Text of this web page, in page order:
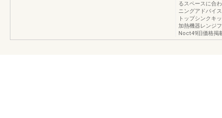
るスペースに合
ニングアドバイ
トップシンクキ
加熱機器レンジ
Noct49旧価格掲